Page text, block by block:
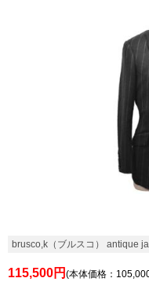
brusco,k（ブルスコ） antique
115,500円 (本体価格：